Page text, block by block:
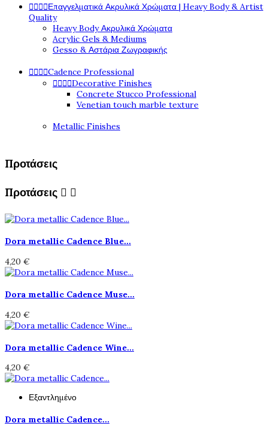
Επαγγελματικά Ακρυλικά Χρώματα | Heavy Body & Artist
Quality
Heavy Body Ακρυλικά Χρώματα
Acrylic Gels & Mediums
Gesso & Αστάρια Ζωγραφικής
Cadence Professional
Decorative Finishes
Concrete Stucco Professional
Venetian touch marble texture
Metallic Finishes
Προτάσεις
Προτάσεις  
Dora metallic Cadence Blue...
4,20 €
Dora metallic Cadence Muse...
4,20 €
Dora metallic Cadence Wine...
4,20 €
Εξαντλημένο
Dora metallic Cadence...